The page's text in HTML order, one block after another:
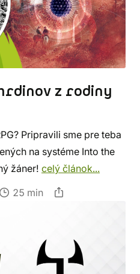
z rodiny
Pripravili sme pre teba
na systéme Into the
žáner! celý článok...
25 min